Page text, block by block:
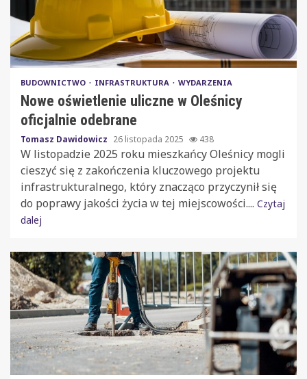
BUDOWNICTWO INFRASTRUKTURA WYDARZENIA
Nowe oświetlenie uliczne w Oleśnicy
oficjalnie odebrane
Tomasz Dawidowicz 26 listopada 2025 438
W listopadzie 2025 roku mieszkańcy Oleśnicy mogli
cieszyć się z zakończenia kluczowego projektu
infrastrukturalnego, który znacząco przyczynił się
do poprawy jakości życia w tej miejscowości.... Czytaj
dalej